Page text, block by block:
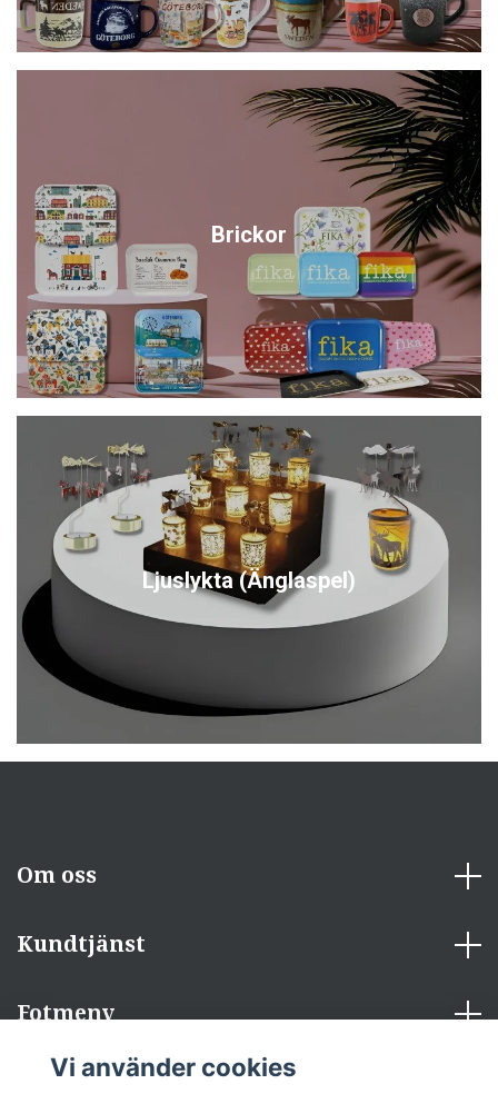
Brickor
Ljuslykta (Änglaspel)
Om oss
Kundtjänst
Fotmeny
Sociala medier
Vi använder cookies